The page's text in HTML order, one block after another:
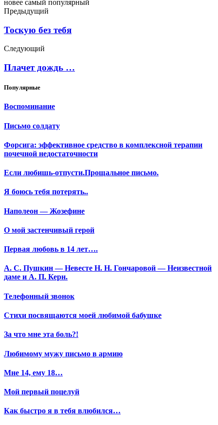
новее самый популярный
Предыдущий
Тоскую без тебя
Следующий
Плачет дождь …
Популярные
Воспоминание
Письмо солдату
Форсига: эффективное средство в комплексной терапии
почечной недостаточности
Если любишь-отпусти.Прощальное письмо.
Я боюсь тебя потерять..
Наполеон — Жозефине
О мой застенчивый герой
Первая любовь в 14 лет….
А. С. Пушкин — Невесте Н. Н. Гончаровой — Неизвестной
даме и А. П. Керн.
Телефонный звонок
Стихи посвящаются моей любимой бабушке
За что мне эта боль?!
Любимому мужу письмо в армию
Мне 14, ему 18…
Мой первый поцелуй
Как быстро я в тебя влюбился…